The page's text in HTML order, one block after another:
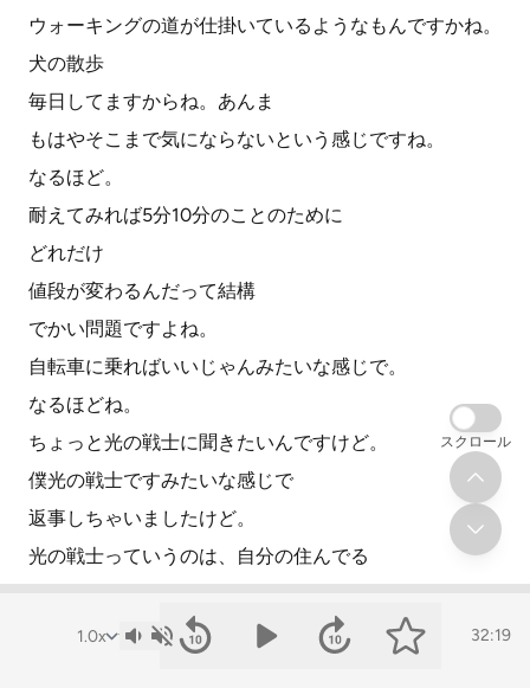
ウォーキングの道が仕掛いているようなもんですかね。
犬の散歩
毎日してますからね。あんま
もはやそこまで気にならないという感じですね。
なるほど。
耐えてみれば5分10分のことのために
どれだけ
値段が変わるんだって結構
でかい問題ですよね。
自転車に乗ればいいじゃんみたいな感じで。
なるほどね。
ちょっと光の戦士に聞きたいんですけど。
僕光の戦士ですみたいな感じで
返事しちゃいましたけど。
光の戦士っていうのは、自分の住んでる
そうですね。
32:19
スクロール